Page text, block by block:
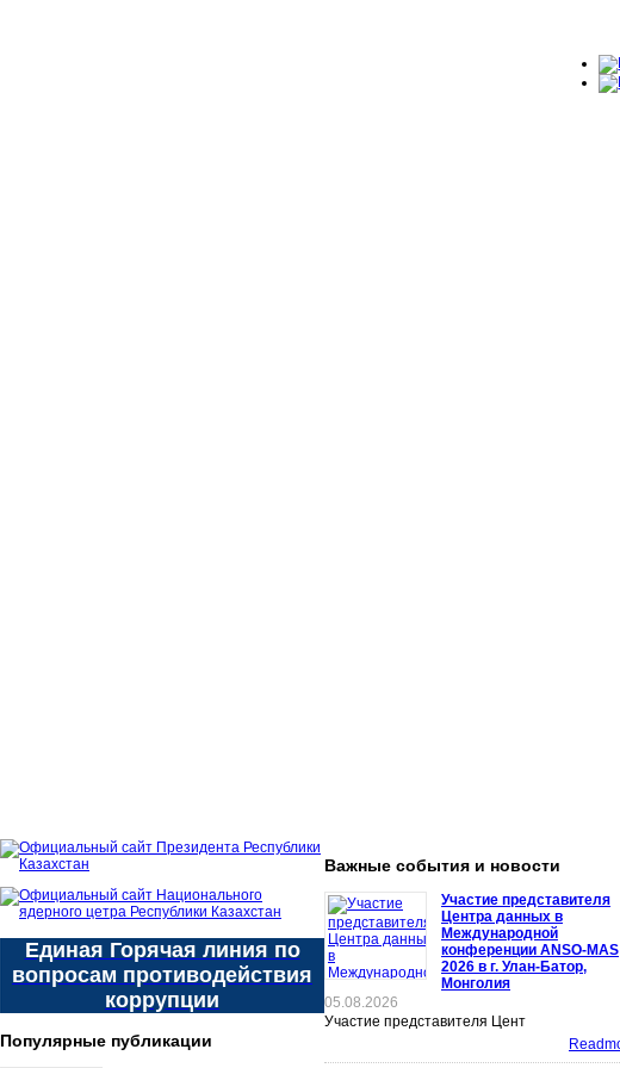
Единая Горячая линия по
вопросам противодействия
коррупции
Популярные публикации
Важные события и новости
Участие представителя
Центра данных в
Международной
конференции ANSO-MAS
2026 в г. Улан-Батор,
Монголия
05.08.2026
Участие представителя Цент